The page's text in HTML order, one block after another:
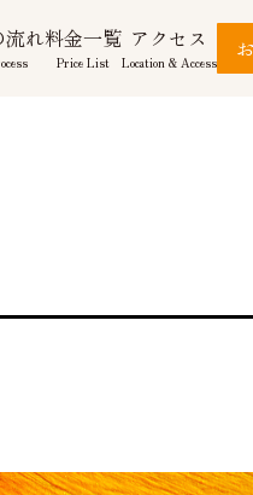
れ料金一覧
Price List
アクセス
Location & Access